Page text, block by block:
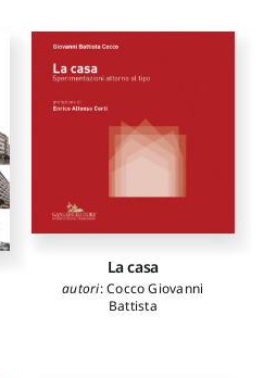
La casa
autori:Cocco Giovanni
Battista